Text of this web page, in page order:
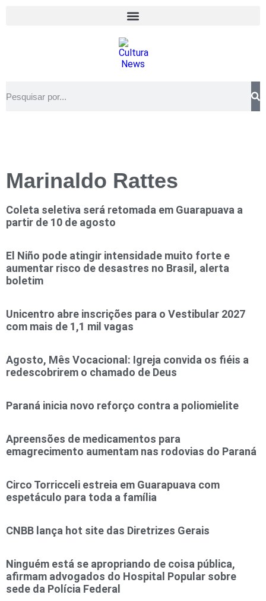
Marinaldo Rattes
Coleta seletiva será retomada em Guarapuava a
partir de 10 de agosto
El Niño pode atingir intensidade muito forte e
aumentar risco de desastres no Brasil, alerta
boletim
Unicentro abre inscrições para o Vestibular 2027
com mais de 1,1 mil vagas
Agosto, Mês Vocacional: Igreja convida os fiéis a
redescobrirem o chamado de Deus
Paraná inicia novo reforço contra a poliomielite
Apreensões de medicamentos para
emagrecimento aumentam nas rodovias do Paraná
Circo Torricceli estreia em Guarapuava com
espetáculo para toda a família
CNBB lança hot site das Diretrizes Gerais
Ninguém está se apropriando de coisa pública,
afirmam advogados do Hospital Popular sobre
sede da Polícia Federal